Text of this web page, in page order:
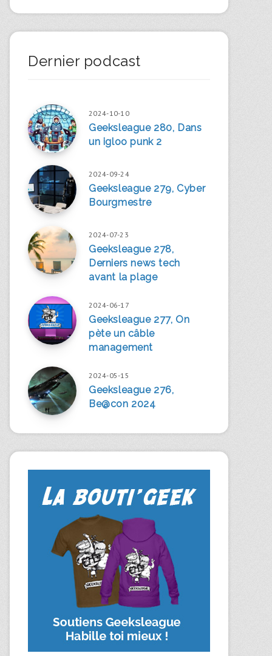
Dernier podcast
2024-10-10
Geeksleague 280, Dans
un igloo punk 2
2024-09-24
Geeksleague 279, Cyber
Bourgmestre
2024-07-23
Geeksleague 278,
Derniers news tech
avant la plage
2024-06-17
Geeksleague 277, On
pète un câble
management
2024-05-15
Geeksleague 276,
Be@con 2024